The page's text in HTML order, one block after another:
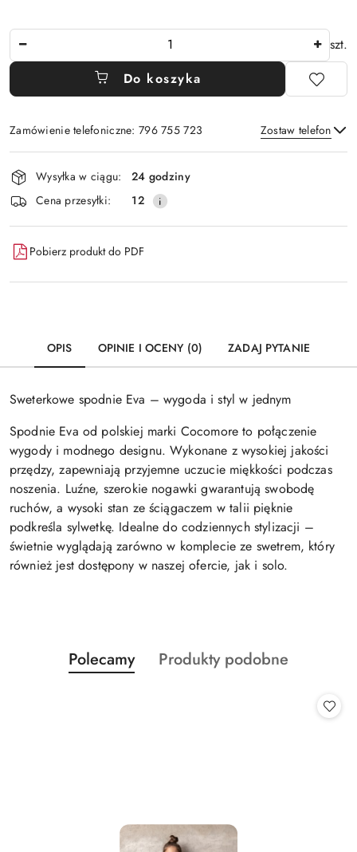
szt.
Do koszyka
Zamówienie telefoniczne: 796 755 723 Zostaw telefon
Wyślij
Dostępność
i
dostawa
Wysyłka w ciągu:
24 godziny
Cena przesyłki:
12
Pobierz produkt do PDF
OPIS OPINIE I OCENY (0) ZADAJ PYTANIE
Sweterkowe spodnie Eva – wygoda i styl w jednym
Spodnie Eva od polskiej marki Cocomore to połączenie
wygody i modnego designu. Wykonane z wysokiej jakości
przędzy, zapewniają przyjemne uczucie miękkości podczas
noszenia. Luźne, szerokie nogawki gwarantują swobodę
ruchów, a wysoki stan ze ściągaczem w talii pięknie
podkreśla sylwetkę. Idealne do codziennych stylizacji –
świetnie wyglądają zarówno w komplecie ze swetrem, który
również jest dostępony w naszej ofercie, jak i solo.
Pomiń karuzelę produktów
Produkty
o
Polecamy
Produkty
Produkty podobne